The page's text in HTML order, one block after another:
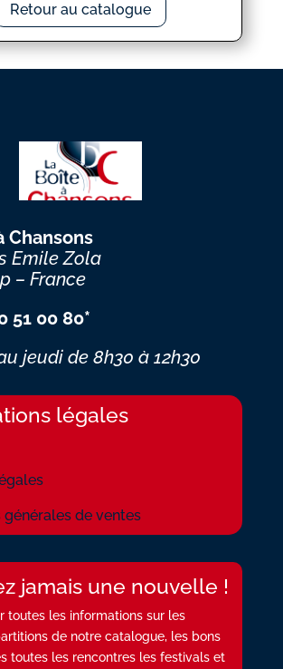
Retour au catalogue
Chansons
Emile Zola
– France
51 00 80*
jeudi de 8h30 à 12h30
légales
de ventes
jamais une nouvelle !
toutes les informations sur les
de notre catalogue, les bons
toutes les rencontres les festivals et